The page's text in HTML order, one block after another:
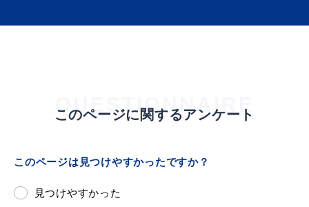
QUESTIONNAIRE
このページに関するアンケート
このページは見つけやすかったですか？
見つけやすかった